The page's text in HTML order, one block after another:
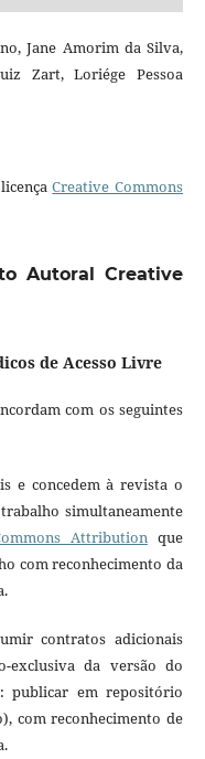
Jane Amorim da Silva,
Zart, Loriége Pessoa
Creative Commons
Autoral Creative
de Acesso Livre
com os seguintes
e concedem à revista o
simultaneamente
Attributionque
com reconhecimento da
contratos adicionais
exclusiva da versão do
publicar em repositório
com reconhecimento de